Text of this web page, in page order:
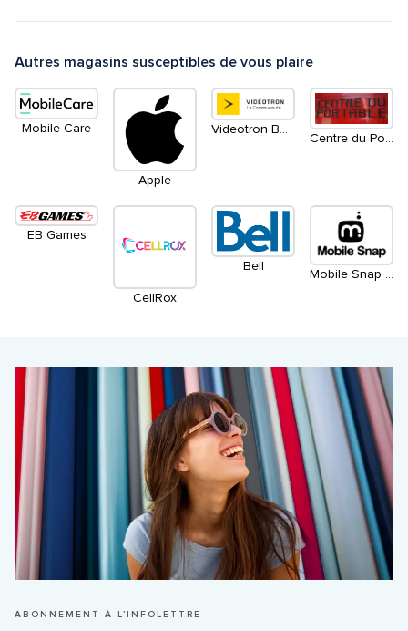
Autres magasins susceptibles de vous plaire
Mobile Care
Apple
Videotron Boutique
Centre du Portable
EB Games
CellRox
Bell
Mobile Snap Quartier Gourmet
ABONNEMENT À L’INFOLETTRE